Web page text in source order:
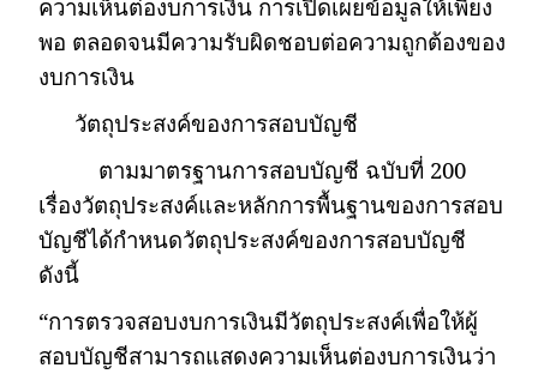
ความเห็นต่องบการเงิน การเปิดเผยข้อมูลให้เพียง
พอ ตลอดจนมีความรับผิดชอบต่อความถูกต้องของ
งบการเงิน
วัตถุประสงค์ของการสอบบัญชี
ตามมาตรฐานการสอบบัญชี ฉบับที่ 200
เรื่องวัตถุประสงค์และหลักการพื้นฐานของการสอบ
บัญชีได้กำหนดวัตถุประสงค์ของการสอบบัญชี
ดังนี้
“การตรวจสอบงบการเงินมีวัตถุประสงค์เพื่อให้ผู้
สอบบัญชีสามารถแสดงความเห็นต่องบการเงินว่า